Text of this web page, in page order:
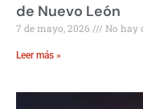
de Nuevo León
7 de mayo, 2026 No hay
Leer más »